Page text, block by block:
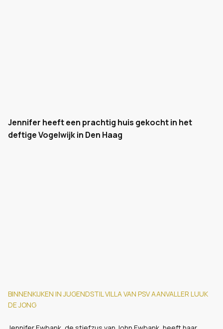
Jennifer heeft een prachtig huis gekocht in het
deftige Vogelwijk in Den Haag
BINNENKIJKEN IN JUGENDSTIL VILLA VAN PSV AANVALLER LUUK
DE JONG